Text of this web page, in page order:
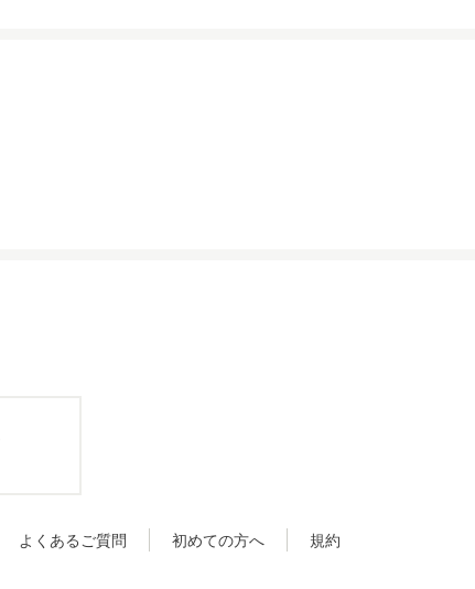
よくあるご質問 初めての方へ 規約